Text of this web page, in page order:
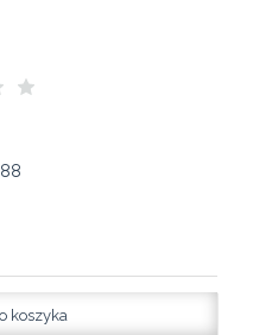
koszyka